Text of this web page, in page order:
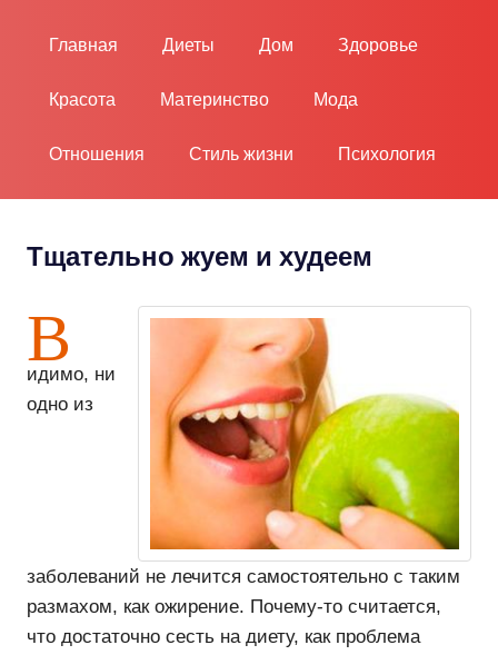
Главная Диеты Дом Здоровье
Красота Материнство Мода
Отношения Стиль жизни Психология
Тщательно жуем и худеем
В
идимо, ни
одно из
заболеваний не лечится самостоятельно с таким
размахом, как ожирение. Почему-то считается,
что достаточно сесть на диету, как проблема